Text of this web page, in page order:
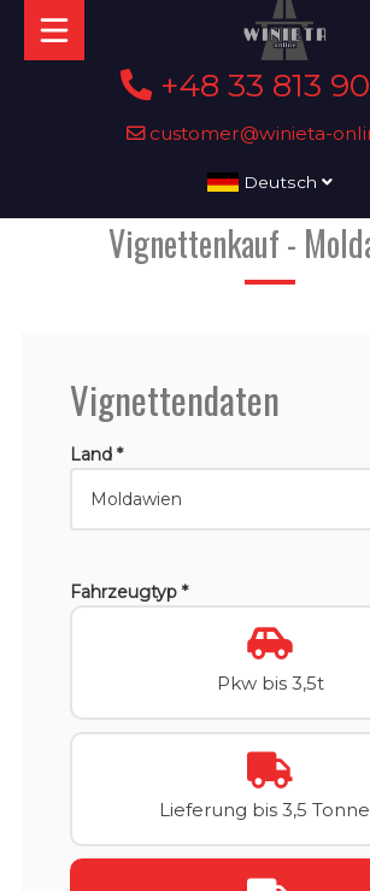
+48 33 813
customer@winieta-
Deutsch
Vignettenkauf -
Vignettendaten
Land *
Fahrzeugtyp *
Pkw bis 3,5t
Lieferung bis 3,5